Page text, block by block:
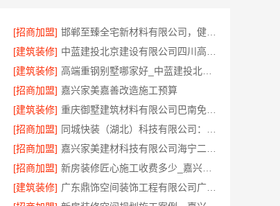
[招商加盟]
邯郸至臻全宅新材料有限公司，健康翻新进口材料开启绿色人居
[建筑装修]
[建筑装修]
高端重钢别墅哪家好_中蓝建投北京建设有限公司四川
[招商加盟] 嘉兴家美嘉善改造施工预算
[建筑装修]
[招商加盟]
[招商加盟]
[招商加盟]
新房装修匠心施工收费多少_嘉兴美居乐建材科技有限公司
[建筑装修]
广东鼎饰空间装饰工程有限公司广东正规室内设计透明化施工